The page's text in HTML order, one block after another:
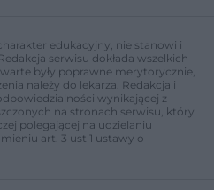
edukacyjny, nie stanowi i
serwisu dokłada wszelkich
były poprawne merytorycznie,
należy do lekarza. Redakcja i
wynikającej z
na stronach serwisu, który
polegającej na udzielaniu
art. 3 ust 1 ustawy o